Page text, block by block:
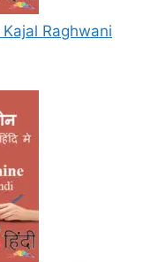
Kajal Raghwani